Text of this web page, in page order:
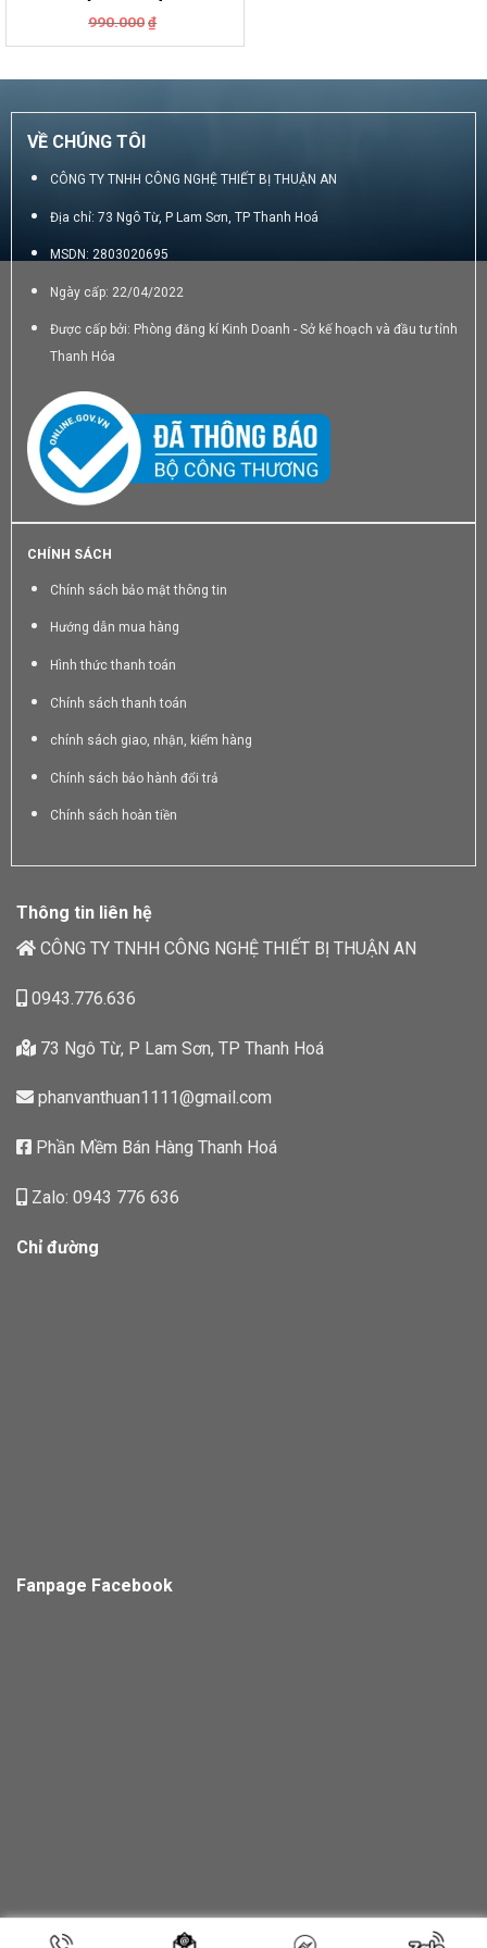
990.000 ₫
là:
tại
800.000₫.
VỀ CHÚNG TÔI
CÔNG TY TNHH CÔNG NGHỆ THIẾT BỊ THUẬN AN
Địa chỉ: 73 Ngô Từ, P Lam Sơn, TP Thanh Hoá
MSDN: 2803020695
Ngày cấp: 22/04/2022
Được cấp bởi: Phòng đăng kí Kinh Doanh - Sở kế hoạch và đầu tư tỉnh
Thanh Hóa
CHÍNH SÁCH
Chính sách bảo mật thông tin
Hướng dẫn mua hàng
Hình thức thanh toán
Chính sách thanh toán
chính sách giao, nhận, kiểm hàng
Chính sách bảo hành đổi trả
Chính sách hoàn tiền
Thông tin liên hệ
CÔNG TY TNHH CÔNG NGHỆ THIẾT BỊ THUẬN AN
0943.776.636
73 Ngô Từ, P Lam Sơn, TP Thanh Hoá
phanvanthuan1111@gmail.com
Phần Mềm Bán Hàng Thanh Hoá
Zalo: 0943 776 636
Chỉ đường
Fanpage Facebook